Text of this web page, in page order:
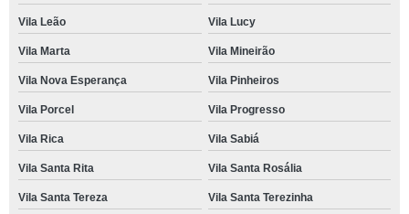
Vila Leão Vila Lucy
Vila Marta Vila Mineirão
Vila Nova Esperança Vila Pinheiros
Vila Porcel Vila Progresso
Vila Rica Vila Sabiá
Vila Santa Rita Vila Santa Rosália
Vila Santa Tereza Vila Santa Terezinha